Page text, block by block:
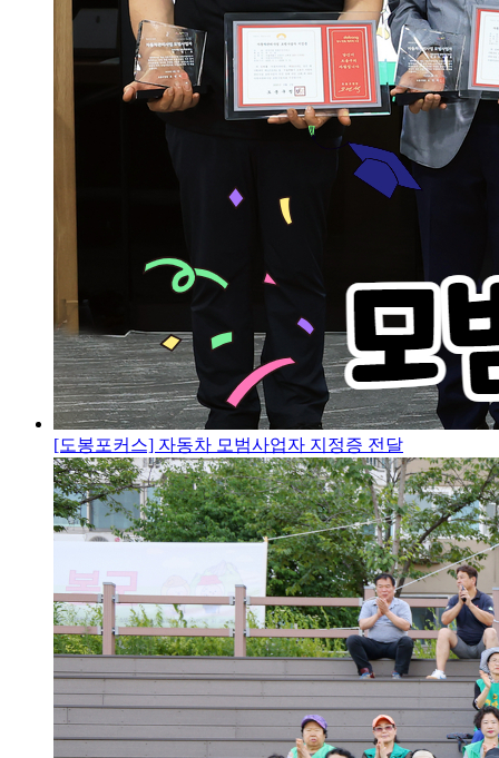
[도봉포커스] 자동차 모범사업자 지정증 전달